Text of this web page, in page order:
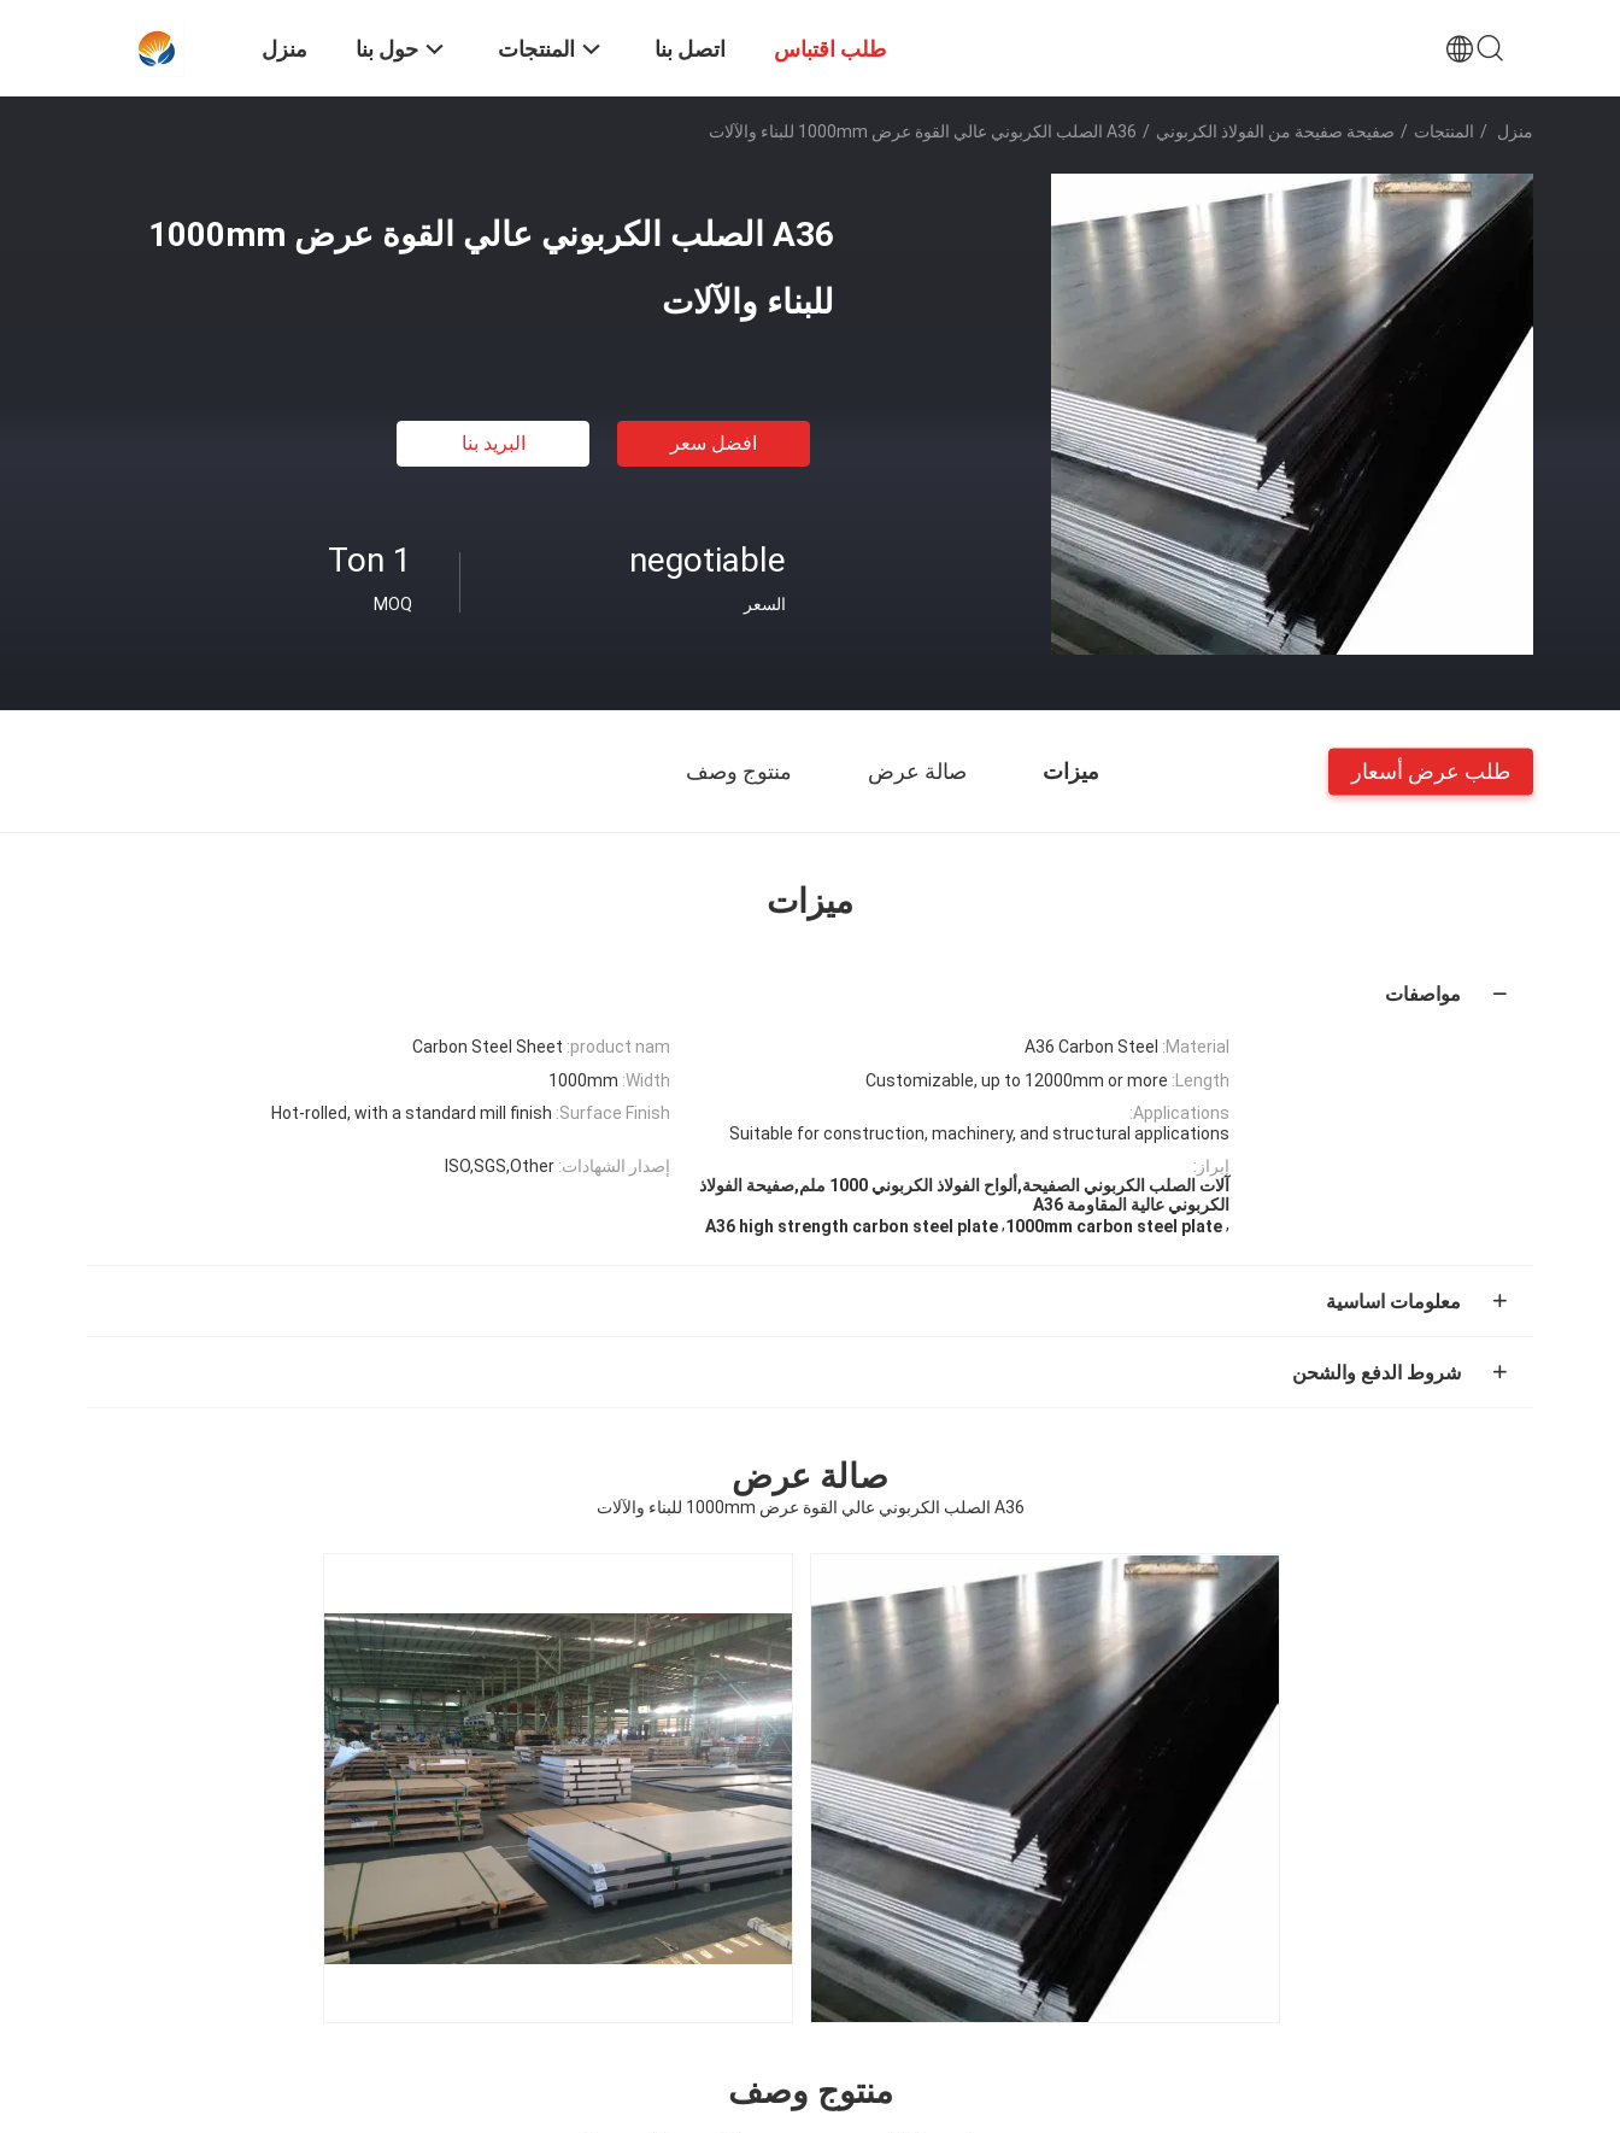
منزل حول بنا المنتجات اتصل بنا طلب اقتباس
منزل / المنتجات / صفيحة صفيحة من الفولاذ الكربوني / A36 الصلب الكربوني عالي القوة عرض 1000mm للبناء والآلات
A36 الصلب الكربوني عالي القوة عرض 1000mm
للبناء والآلات
افضل سعر البريد بنا
1 Ton
MOQ
negotiable
السعر
ميزات صالة عرض منتوج وصف طلب عرض أسعار
ميزات
مواصفات
product nam:
Carbon Steel Sheet Material:
A36 Carbon Steel
Width:
1000mm Length:
Customizable, up to 12000mm or more
Surface Finish:
Hot-rolled, with a standard mill finish
Applications:
Suitable for construction, machinery, and structural applications
إصدار الشهادات: ISO,SGS,Other
إبراز:
آلات الصلب الكربوني الصفيحة,ألواح الفولاذ الكربوني 1000 ملم,صفيحة الفولاذ
الكربوني عالية المقاومة A36
,
1000mm carbon steel plate
,
A36 high strength carbon steel plate
معلومات اساسية
شروط الدفع والشحن
صالة عرض
A36 الصلب الكربوني عالي القوة عرض 1000mm للبناء والآلات
منتوج وصف